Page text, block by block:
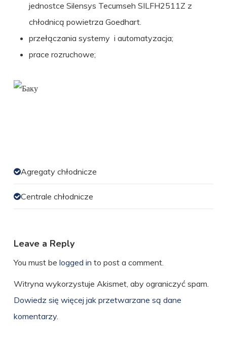
jednostce Silensys Tecumseh SILFH2511Z z
chłodnicą powietrza Goedhart.
przełączania systemy i automatyzacja;
prace rozruchowe;
Agregaty chłodnicze
Centrale chłodnicze
Leave a Reply
You must be logged in to post a comment.
Witryna wykorzystuje Akismet, aby ograniczyć spam.
Dowiedz się więcej jak przetwarzane są dane
komentarzy.